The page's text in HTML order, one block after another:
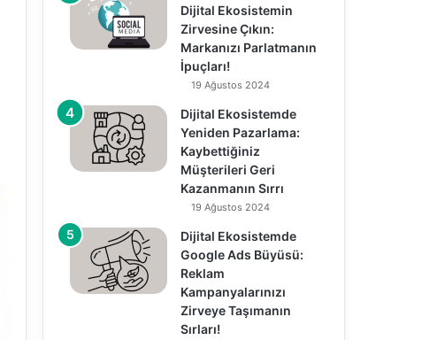
Dijital Ekosistemin
Zirvesine Çıkın:
Markanızı Parlatmanın
İpuçları!
19 Ağustos 2024
Dijital Ekosistemde
Yeniden Pazarlama:
Kaybettiğiniz
Müşterileri Geri
Kazanmanın Sırrı
19 Ağustos 2024
Dijital Ekosistemde
Google Ads Büyüsü:
Reklam
Kampanyalarınızı
Zirveye Taşımanın
Sırları!